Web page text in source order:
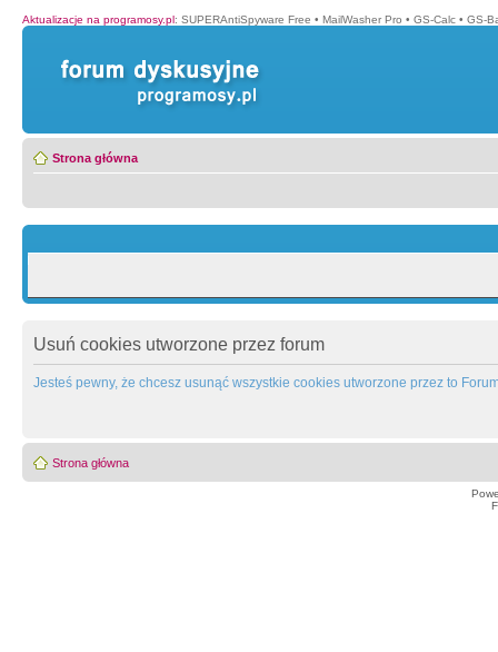
Aktualizacje na programosy.pl: SUPERAntiSpyware Free • MailWasher Pro • GS-Calc • GS-
Strona główna
Usuń cookies utworzone przez forum
Jesteś pewny, że chcesz usunąć wszystkie cookies utworzone przez to
Strona główna